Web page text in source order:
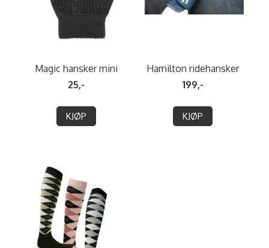
Magic hansker mini
25,-
KJØP
Hamilton ridehansker
199,-
KJØP